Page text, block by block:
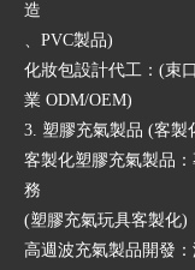
造
、PVC製品)
化妝包設計代工：(束
業 ODM/OEM)
3. 塑膠充氣製品 (客製
客製化塑膠充氣製品
務
(塑膠充氣玩具客製化)
高週波充氣製品開發